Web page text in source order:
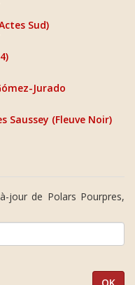
Sud)
Jurado
Saussey (Fleuve Noir)
jour de Polars Pourpres,